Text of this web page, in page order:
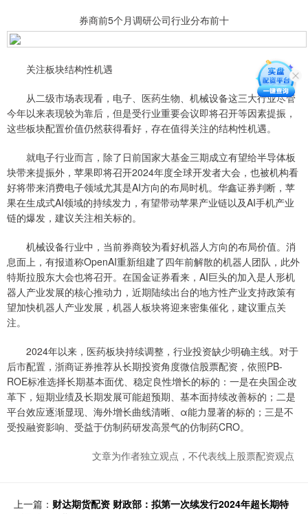
券商前5个月调研公司行业分布前十
关注板块结构性机遇
从二级市场表现看，电子、医药生物、机械设备这三大行业尽管
今年以来表现较为靠后，但是受行业重要会议即将召开等因素提振，
这些板块配置价值仍然获得看好，存在值得关注的结构性机遇。
就电子行业而言，除了日前国家大基金三期成立有望给半导体板
块带来提振外，苹果即将召开2024年度全球开发者大会，也被机构看
好将带来消费电子领域尤其是AI方向的布局时机。华鑫证券判断，苹
果在生成式AI领域的持续发力，有望带动苹果产业链以及AI手机产业
链的爆发，建议关注相关标的。
机械设备行业中，当前券商较为看好机器人方向的布局价值。消
息面上，有报道称OpenAI重新组建了四年前解散的机器人团队，此外
特斯拉股东大会也将召开。在国金证券看来，AI巨头的加入是人形机
器人产业发展的核心推动力，近期陆续出台的地方性产业支持政策有
望加快机器人产业发展，机器人板块将迎来密集催化，建议重点关
注。
2024年以来，医药板块持续调整，行业投资缺少明确主线。对于
后市配置，浙商证券推荐从长期投资角度微信股票配资，依照PB-
ROE标准选择长期基本面优、稳定良性增长的标的：一是在央国企改
革下，短期业绩及长期发展可能超预期、基本面持续改善标的；二是
平台效应逐渐显现、海外增长曲线清晰、α能力显著的标的；三是不
受投融资影响、受益于仿制药研发高景气的仿制药CRO。
文章为作者独立观点，不代表线上股票配资观点
上一篇： 财达期货配资 财政部：拟第一次续发行2024年超长期特